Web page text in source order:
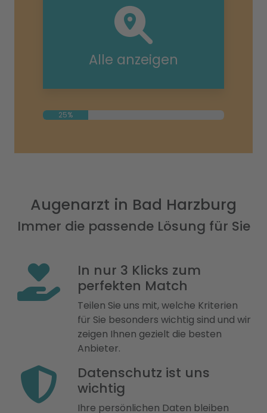
Alle anzeigen
25%
Augenarzt in Bad Harzburg
Immer die passende Lösung für Sie
In nur 3 Klicks zum
perfekten Match
Teilen Sie uns mit, welche Kriterien
für Sie besonders wichtig sind und wir
zeigen Ihnen gezielt die besten
Anbieter.
Datenschutz ist uns
wichtig
Ihre persönlichen Daten bleiben